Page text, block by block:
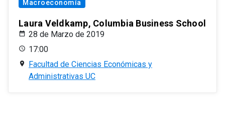
Macroeconomía
Laura Veldkamp, Columbia Business School
28 de Marzo de 2019
17:00
Facultad de Ciencias Económicas y
Administrativas UC